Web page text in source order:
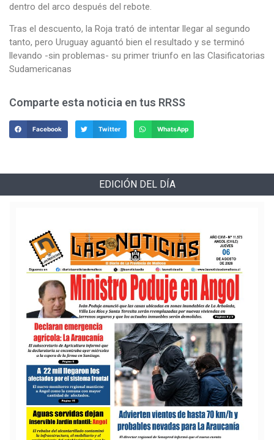
dentro del arco después del rebote.
Tras el descuento, la Roja trató de intentar llegar al segundo
tanto, pero Uruguay aguantó bien el resultado y se terminó
llevando -sin problemas- su primer triunfo en las Clasificatorias
Sudamericanas
Comparte esta noticia en tus RRSS
Facebook Twitter WhatsApp
EDICIÓN DEL DÍA